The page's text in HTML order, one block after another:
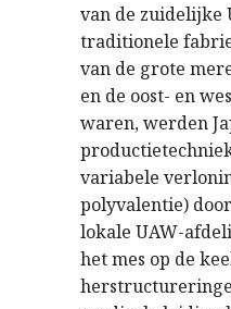
van de zuidelijke
traditionele
van de grote
en de oost- en
waren, werden
variabele
polyvalentie)
lokale UAW-
het mes op de